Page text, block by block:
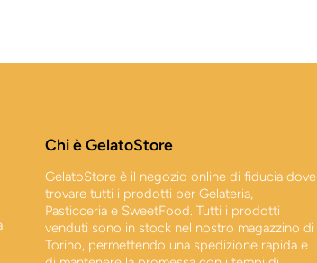
Chi è GelatoStore
GelatoStore è il negozio online di fiducia dove
trovare tutti i prodotti per Gelateria,
Pasticceria e SweetFood. Tutti i prodotti
venduti sono in stock nel nostro magazzino di
Torino, permettendo una spedizione rapida e